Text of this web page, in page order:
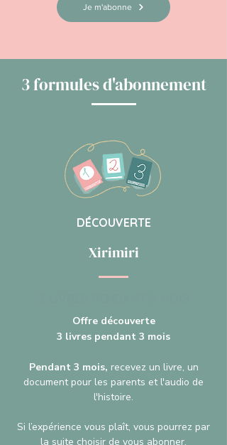
Je m'abonne
3 formules d'abonnement
DÉCOUVERTE
Xirimiri
Offre découverte
3 livres pendant 3 mois
Pendant 3 mois, recevez un livre, un
document pour les parents et l'audio de
l'histoire.
Si l’expérience vous plaît, vous pourrez par
la suite choisir de vous abonner.